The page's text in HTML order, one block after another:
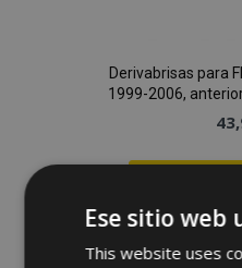
Derivabrisas para
1999-2006,
Ese sitio web
This website uses